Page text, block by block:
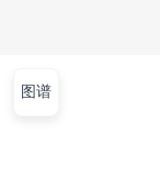
图谱